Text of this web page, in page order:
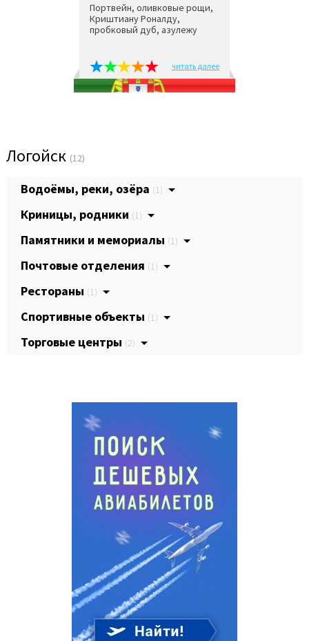
Портвейн, оливковые рощи,
Криштиану Роналду,
пробковый дуб, азулежу
читать далее
Логойск (12)
Водоёмы, реки, озёра (1)
Криницы, родники (1)
Памятники и мемориалы (1)
Почтовые отделения (1)
Рестораны (1)
Спортивные объекты (1)
Торговые центры (2)